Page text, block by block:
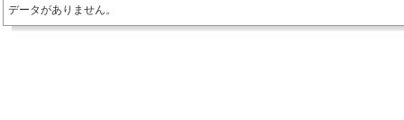
データがありません。